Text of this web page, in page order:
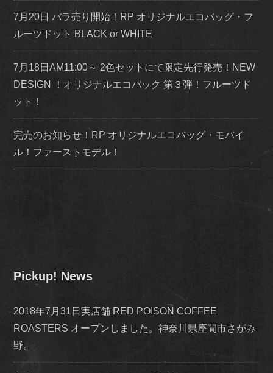
7月20日 バラ売り開始！RP オリジナルエコバッグ・フ
ルーツドット BLACK or WHITE
7月18日AM11:00～ 2色セットにて限定先行発売！NEW
DESIGN ！オリジナルエコバック 第３弾！フルーツド
ット！
完売のお知らせ！RP オリジナルエコバッグ・モバイ
ル！ファーストモデル！
Pickup! News
2018年7月31日実店舗 RED POISON COFFEE
ROASTERS オープンしました。神奈川県座間市さがみ
野。